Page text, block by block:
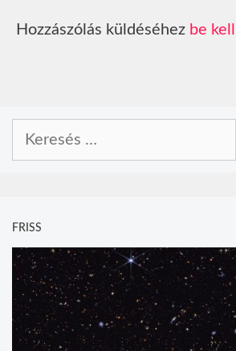
Hozzászólás küldéséhez be
FRISS